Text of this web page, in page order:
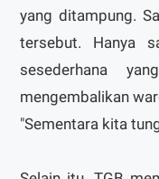
yang ditampung.
tersebut. Hanya
sesederhana
mengembalikan
"Sementara kita